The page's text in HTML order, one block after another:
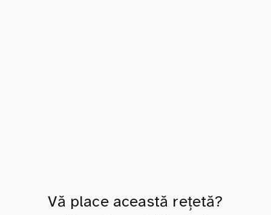
Vă place această rețetă?